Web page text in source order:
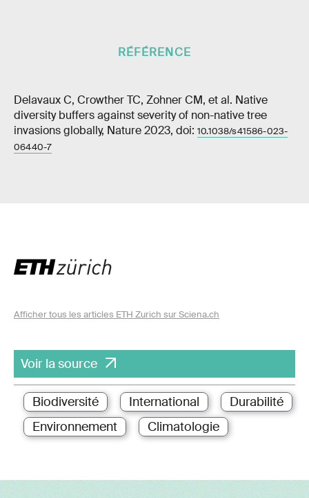
RÉFÉRENCE
Delavaux C, Crowther TC, Zohner CM, et al. Native
diversity buffers against severity of non-native tree
invasions globally, Nature 2023, doi: 10.1038/s41586-023-
06440-7
Afficher tous les articles ETH Zurich sur Sciena.ch
Voir la source
Biodiversité International
Durabilité
Environnement
Climatologie